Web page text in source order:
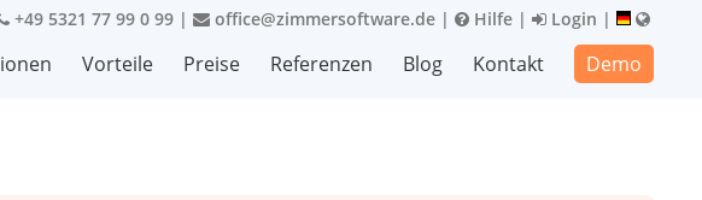
+49 5321 77 99 0 99 | office@zimmersoftware.de | Hilfe | Login |
Vorteile Preise Referenzen Blog Kontakt Demo